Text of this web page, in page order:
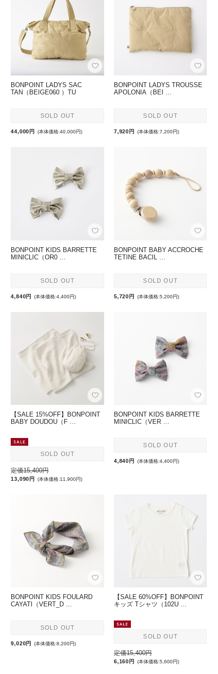
BONPOINT LADYS SAC
TAN（BEIGE060 ）TU
SOLD OUT
44,000円 (本体価格:40,000円)
BONPOINT LADYS TROUSSE
APOLONIA（BEI …
SOLD OUT
7,920円 (本体価格:7,200円)
BONPOINT KIDS BARRETTE
MINICLIC（OR0 …
SOLD OUT
4,840円 (本体価格:4,400円)
BONPOINT BABY ACCROCHE
TETINE BACIL …
SOLD OUT
5,720円 (本体価格:5,200円)
【SALE 15%OFF】BONPOINT
BABY DOUDOU（F …
SOLD OUT
定価15,400円
13,090円 (本体価格:11,900円)
BONPOINT KIDS BARRETTE
MINICLIC（VER …
SOLD OUT
4,840円 (本体価格:4,400円)
BONPOINT KIDS FOULARD
CAYATI（VERT_D …
SOLD OUT
9,020円 (本体価格:8,200円)
【SALE 60%OFF】BONPOINT
キッズ Tシャツ（102U …
SOLD OUT
定価15,400円
6,160円 (本体価格:5,600円)